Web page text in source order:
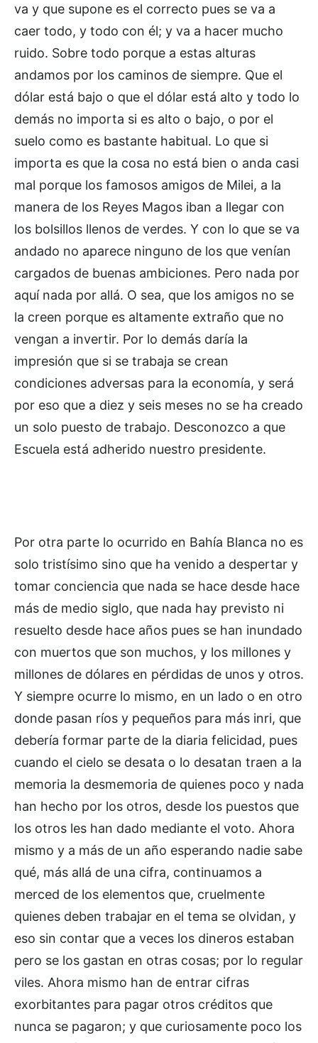
va y que supone es el correcto pues se va a
caer todo, y todo con él; y va a hacer mucho
ruido. Sobre todo porque a estas alturas
andamos por los caminos de siempre. Que el
dólar está bajo o que el dólar está alto y todo lo
demás no importa si es alto o bajo, o por el
suelo como es bastante habitual. Lo que si
importa es que la cosa no está bien o anda casi
mal porque los famosos amigos de Milei, a la
manera de los Reyes Magos iban a llegar con
los bolsillos llenos de verdes. Y con lo que se va
andado no aparece ninguno de los que venían
cargados de buenas ambiciones. Pero nada por
aquí nada por allá. O sea, que los amigos no se
la creen porque es altamente extraño que no
vengan a invertir. Por lo demás daría la
impresión que si se trabaja se crean
condiciones adversas para la economía, y será
por eso que a diez y seis meses no se ha creado
un solo puesto de trabajo. Desconozco a que
Escuela está adherido nuestro presidente.
Por otra parte lo ocurrido en Bahía Blanca no es
solo tristísimo sino que ha venido a despertar y
tomar conciencia que nada se hace desde hace
más de medio siglo, que nada hay previsto ni
resuelto desde hace años pues se han inundado
con muertos que son muchos, y los millones y
millones de dólares en pérdidas de unos y otros.
Y siempre ocurre lo mismo, en un lado o en otro
donde pasan ríos y pequeños para más inri, que
debería formar parte de la diaria felicidad, pues
cuando el cielo se desata o lo desatan traen a la
memoria la desmemoria de quienes poco y nada
han hecho por los otros, desde los puestos que
los otros les han dado mediante el voto. Ahora
mismo y a más de un año esperando nadie sabe
qué, más allá de una cifra, continuamos a
merced de los elementos que, cruelmente
quienes deben trabajar en el tema se olvidan, y
eso sin contar que a veces los dineros estaban
pero se los gastan en otras cosas; por lo regular
viles. Ahora mismo han de entrar cifras
exorbitantes para pagar otros créditos que
nunca se pagaron; y que curiosamente poco los